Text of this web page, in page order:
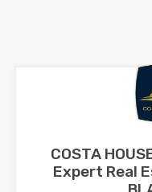
COSTA
Expert Real